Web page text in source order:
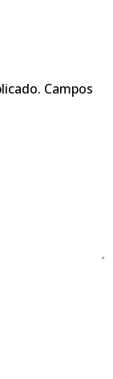
Campos